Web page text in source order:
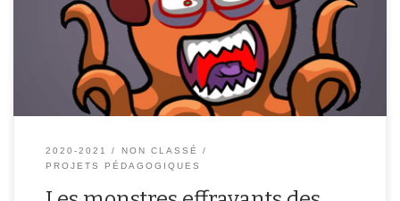
avoir peur ! Les monstres effrayants des terribles 6B!!!Cliquez pour
lire ce livre, créé avec Book Creatorhttps://read.bookcreator.com
2020-2021
NON CLASSÉ
PROJETS PÉDAGOGIQUES